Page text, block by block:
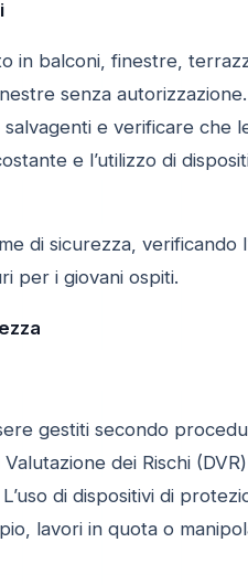
in balconi, finestre,
senza
e verificare che
e l’utilizzo di
di sicurezza, verificando
per i giovani ospiti.
gestiti secondo
dei Rischi
di dispositivi di
lavori in quota o